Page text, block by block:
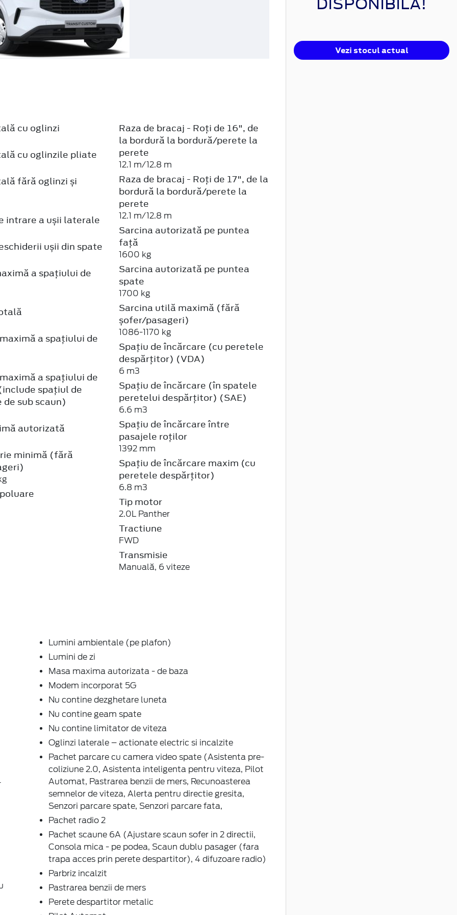
cu oglinzi
cu oglinzile pliate
fără oglinzi și
intrare a ușii laterale
ușii din spate
a spațiului de
a spațiului de
a spațiului de
spațiul de
sub scaun)
autorizată
minimă (fără
Raza de bracaj - Roți de 16", de
la bordură la bordură/perete la
perete
12.1 m/12.8 m
Raza de bracaj - Roți de 17", de la
bordură la bordură/perete la
perete
12.1 m/12.8 m
Sarcina autorizată pe puntea
față
1600 kg
Sarcina autorizată pe puntea
spate
1700 kg
Sarcina utilă maximă (fără
șofer/pasageri)
1086-1170 kg
Spațiu de încărcare (cu peretele
despărțitor) (VDA)
6 m3
Spațiu de încărcare (în spatele
peretelui despărțitor) (SAE)
6.6 m3
Spațiu de încărcare între
pasajele roților
1392 mm
Spațiu de încărcare maxim (cu
peretele despărțitor)
6.8 m3
Tip motor
2.0L Panther
Tractiune
FWD
Transmisie
Manuală, 6 viteze
Lumini ambientale (pe plafon)
Lumini de zi
Masa maxima autorizata - de baza
Modem incorporat 5G
Nu contine dezghetare luneta
Nu contine geam spate
Nu contine limitator de viteza
Oglinzi laterale – actionate electric si incalzite
Pachet parcare cu camera video spate (Asistenta pre-
coliziune 2.0, Asistenta inteligenta pentru viteza, Pilot
Automat, Pastrarea benzii de mers, Recunoasterea
semnelor de viteza, Alerta pentru directie gresita,
Senzori parcare spate, Senzori parcare fata,
Pachet radio 2
Pachet scaune 6A (Ajustare scaun sofer in 2 directii,
Consola mica - pe podea, Scaun dublu pasager (fara
trapa acces prin perete despartitor), 4 difuzoare radio)
Parbriz incalzit
Pastrarea benzii de mers
Perete despartitor metalic
Vezi stocul actual